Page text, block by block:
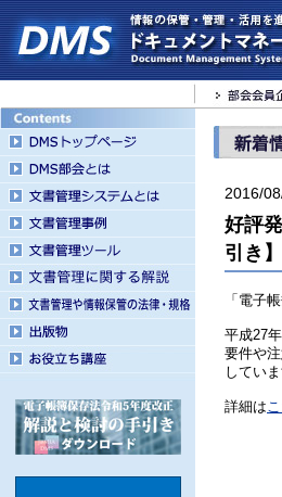
2016/
好評
引き】
「電子
平成27
要件や
していま
詳細は